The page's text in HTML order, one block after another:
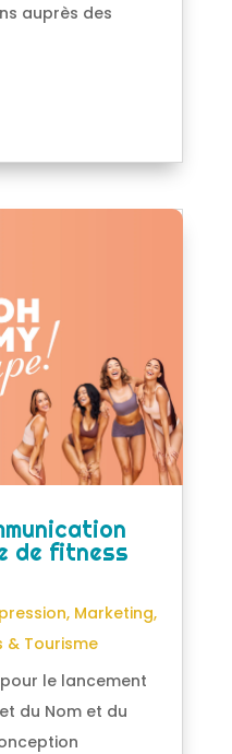
auprès des
de fitness
, Marketing,
& Tourisme
le lancement
du Nom et du